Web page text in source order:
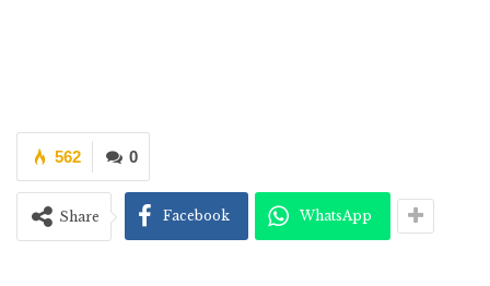
0
562
Share Facebook WhatsApp